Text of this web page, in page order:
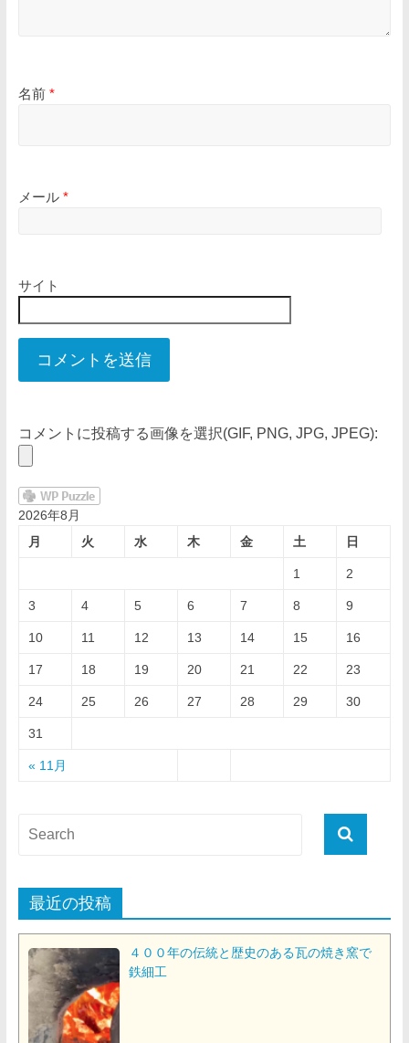
名前 *
メール *
サイト
コメントに投稿する画像を選択(GIF, PNG, JPG, JPEG):
2026年8月
月
火 水 木 金 土 日
« 11月
1 2
3 4 5 6 7 8 9
10 11 12 13 14 15 16
17 18 19 20 21 22 23
24 25 26 27 28 29 30
31
最近の投稿
４００年の伝統と歴史のある瓦の焼き窯で
鉄細工